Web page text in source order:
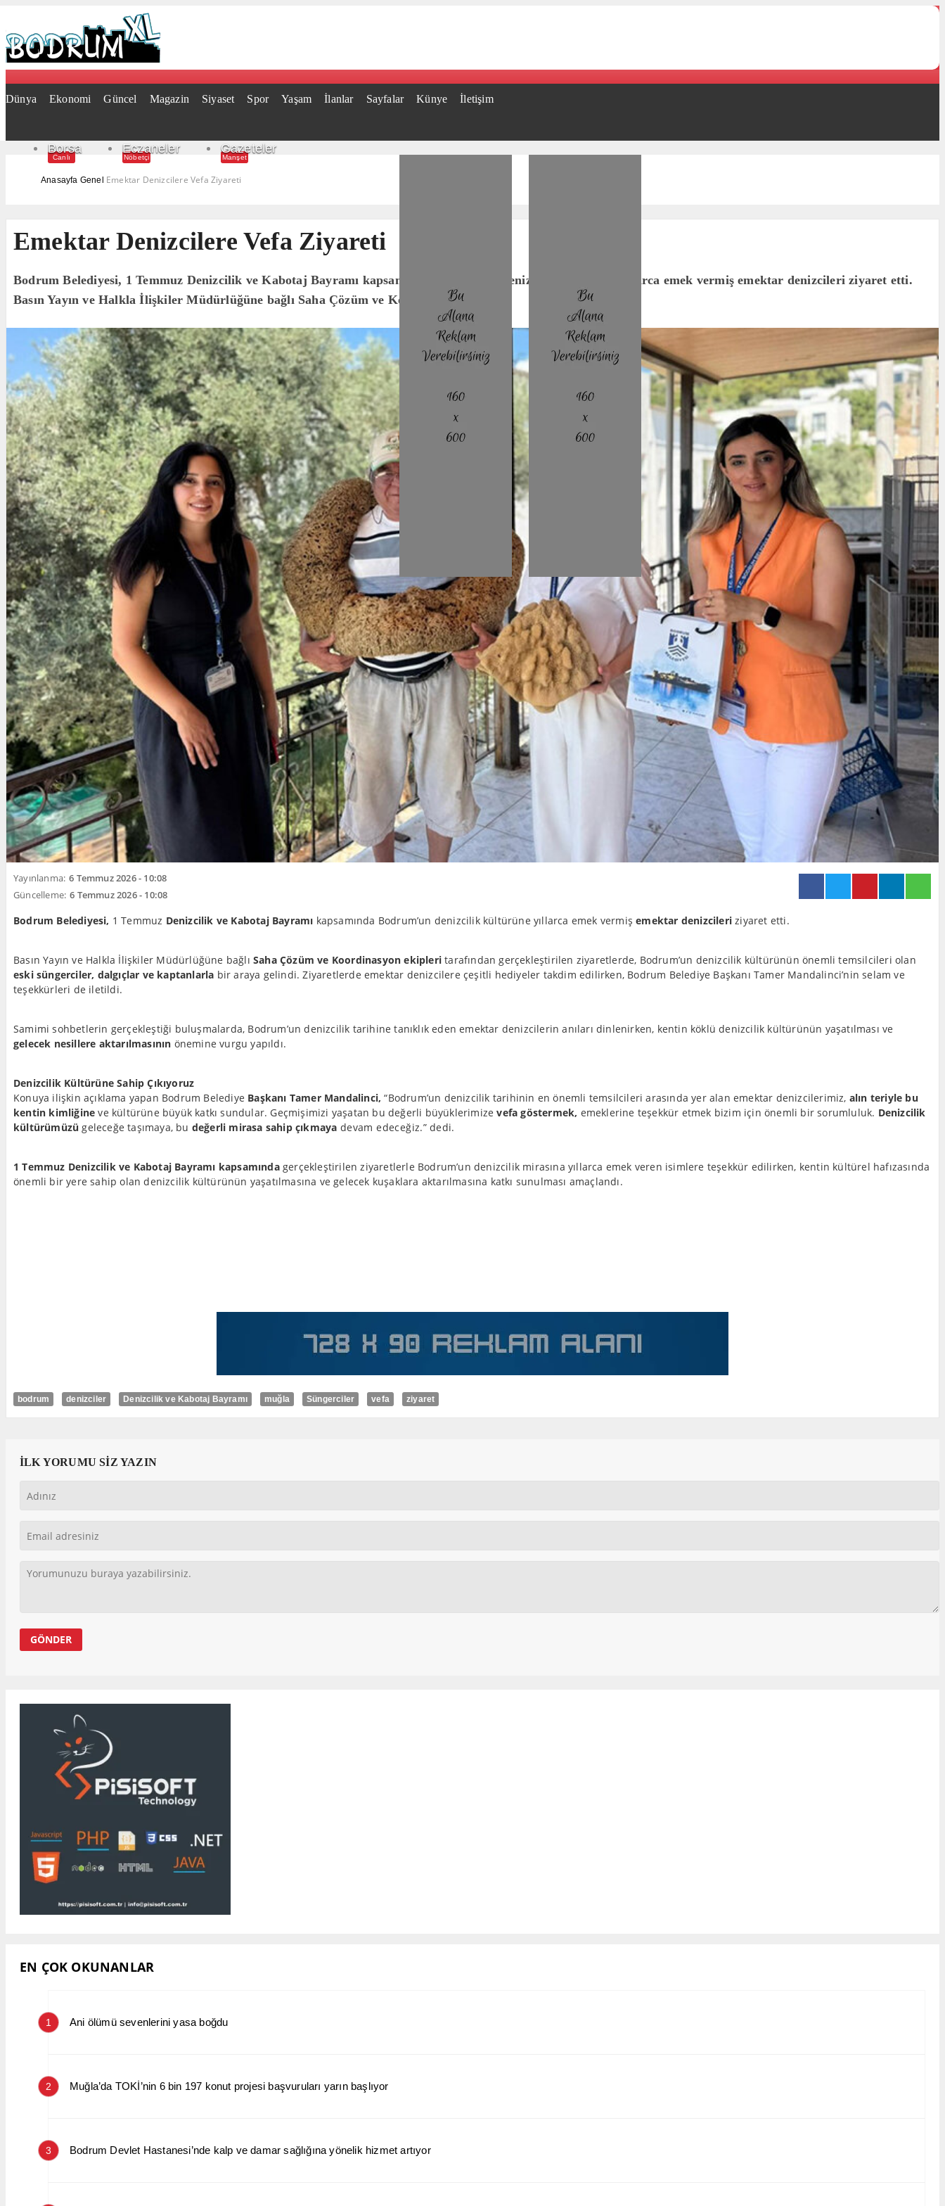
Dünya Ekonomi Güncel Magazin Siyaset Spor Yaşam İlanlar Sayfalar Künye İletişim
Borsa
Canlı
Eczaneler
Nöbetçi
Gazeteler
Manşet
Anasayfa Genel Emektar Denizcilere Vefa Ziyareti
Emektar Denizcilere Vefa Ziyareti
Bodrum Belediyesi, 1 Temmuz Denizcilik ve Kabotaj Bayramı kapsamında Bodrum’un denizcilik kültürüne yıllarca emek vermiş emektar denizcileri ziyaret etti.
Basın Yayın ve Halkla İlişkiler Müdürlüğüne bağlı Saha Çözüm ve Koordinasyon..
Yayınlanma: 6 Temmuz 2026 - 10:08
Güncelleme: 6 Temmuz 2026 - 10:08
Bodrum Belediyesi, 1 Temmuz Denizcilik ve Kabotaj Bayramı kapsamında Bodrum’un denizcilik kültürüne yıllarca emek vermişemektar denizcileri ziyaret etti.
Basın Yayın ve Halkla İlişkiler Müdürlüğüne bağlı Saha Çözüm ve Koordinasyon ekipleri tarafından gerçekleştirilen ziyaretlerde, Bodrum’un denizcilik kültürünün önemli temsilcileri olan
eski süngerciler, dalgıçlar ve kaptanlarla bir araya gelindi. Ziyaretlerde emektar denizcilere çeşitli hediyeler takdim edilirken, Bodrum Belediye Başkanı Tamer Mandalinci’nin selam ve
teşekkürleri de iletildi.
Samimi sohbetlerin gerçekleştiği buluşmalarda, Bodrum’un denizcilik tarihine tanıklık eden emektar denizcilerin anıları dinlenirken, kentin köklü denizcilik kültürünün yaşatılması ve
gelecek nesillere aktarılmasının önemine vurgu yapıldı.
Denizcilik Kültürüne Sahip Çıkıyoruz
Konuya ilişkin açıklama yapan Bodrum Belediye Başkanı Tamer Mandalinci, “Bodrum’un denizcilik tarihinin en önemli temsilcileri arasında yer alan emektar denizcilerimiz, alın teriyle bu
kentin kimliğine ve kültürüne büyük katkı sundular. Geçmişimizi yaşatan bu değerli büyüklerimize vefa göstermek, emeklerine teşekkür etmek bizim için önemli bir sorumluluk. Denizcilik
kültürümüzü geleceğe taşımaya, bu değerli mirasa sahip çıkmaya devam edeceğiz.” dedi.
1 Temmuz Denizcilik ve Kabotaj Bayramı kapsamındagerçekleştirilen ziyaretlerle Bodrum’un denizcilik mirasına yıllarca emek veren isimlere teşekkür edilirken, kentin kültürel hafızasında
önemli bir yere sahip olan denizcilik kültürünün yaşatılmasına ve gelecek kuşaklara aktarılmasına katkı sunulması amaçlandı.
bodrum denizciler Denizcilik ve Kabotaj Bayramı muğla Süngerciler vefa ziyaret
İLK YORUMU SİZ YAZIN
EN ÇOK OKUNANLAR
1 Ani ölümü sevenlerini yasa boğdu
2 Muğla’da TOKİ’nin 6 bin 197 konut projesi başvuruları yarın başlıyor
3 Bodrum Devlet Hastanesi’nde kalp ve damar sağlığına yönelik hizmet artıyor